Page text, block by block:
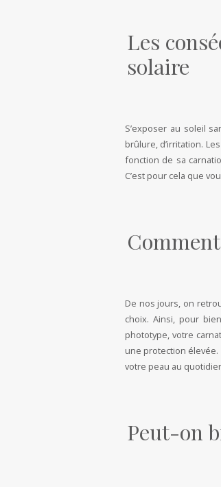
Les
solaire
S’exposer au soleil
brûlure, d’irritation.
fonction de sa
C’est pour cela que
De nos jours, on
choix. Ainsi, pour
phototype, votre
une protection
votre peau au
Peut-on